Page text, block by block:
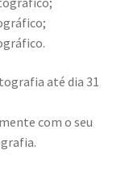
Autor
até dia 31
com o seu